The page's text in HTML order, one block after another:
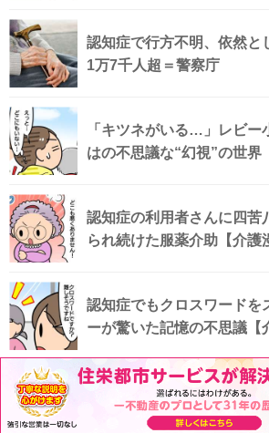
認知症で行方不明、依然
1万7千人超＝警察庁
「キツネがいる…」レビー
はの不思議な“幻視”の世界
認知症の利用者さんに四苦
られ続けた服薬介助【介護
認知症でもクロスワードを
ーが驚いた記憶の不思議【
認知症サポーターとは？5
メリット